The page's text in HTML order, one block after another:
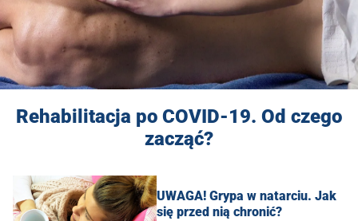
Rehabilitacja po COVID-19. Od czego
zacząć?
UWAGA! Grypa w natarciu. Jak
się przed nią chronić?